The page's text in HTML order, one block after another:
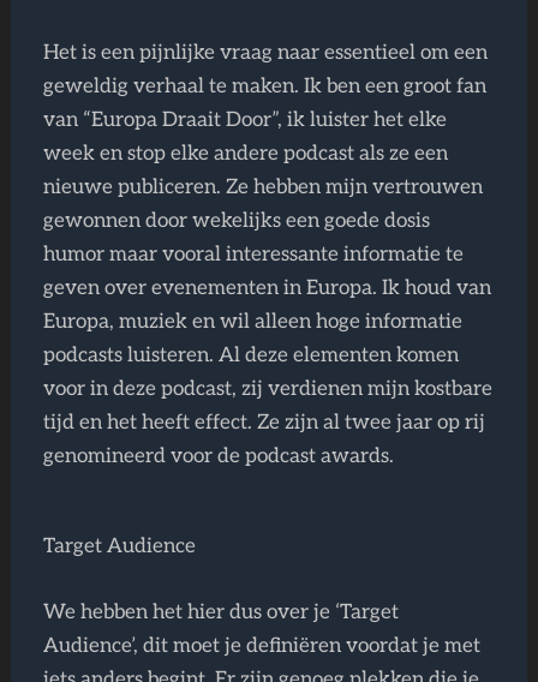
Het is een pijnlijke vraag naar essentieel om een
geweldig verhaal te maken. Ik ben een groot fan
van “Europa Draait Door”, ik luister het elke
week en stop elke andere podcast als ze een
nieuwe publiceren. Ze hebben mijn vertrouwen
gewonnen door wekelijks een goede dosis
humor maar vooral interessante informatie te
geven over evenementen in Europa. Ik houd van
Europa, muziek en wil alleen hoge informatie
podcasts luisteren. Al deze elementen komen
voor in deze podcast, zij verdienen mijn kostbare
tijd en het heeft effect. Ze zijn al twee jaar op rij
genomineerd voor de podcast awards.
Target Audience
We hebben het hier dus over je ‘Target
Audience’, dit moet je definiëren voordat je met